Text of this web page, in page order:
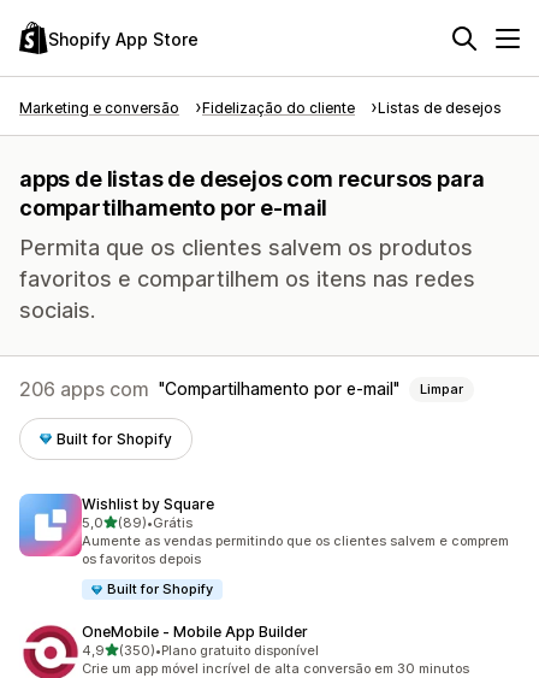
Shopify App Store
Marketing e conversão Fidelização do cliente Listas de desejos
apps de listas de desejos com recursos para
compartilhamento por e-mail
Permita que os clientes salvem os produtos
favoritos e compartilhem os itens nas redes
sociais.
206 apps com Compartilhamento por e-mail Limpar
Built for Shopify
Wishlist by Square
5,0de 5 estrelas
(89)
89 avaliações ao todo
•Grátis
Aumente as vendas permitindo que os clientes salvem e comprem
os favoritos depois
Built for Shopify
OneMobile ‑ Mobile App Builder
4,9de 5 estrelas
(350)
350 avaliações ao todo
•Plano gratuito disponível
Crie um app móvel incrível de alta conversão em 30 minutos